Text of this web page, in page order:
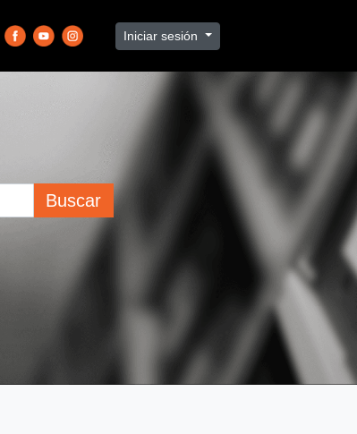
Iniciar sesión
Buscar